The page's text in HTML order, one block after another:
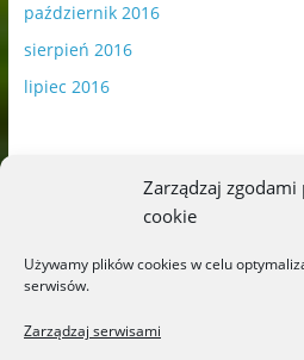
Zarządzaj
cookie
Używamy plików cookies w celu
serwisów.
Zarządzaj serwisami
październik 2016
sierpień 2016
lipiec 2016